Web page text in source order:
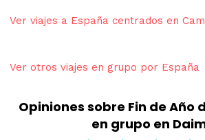
Ver viajes a España centrados en
Ver otros viajes en grupo por España
Opiniones sobre Fin de Año
en grupo en